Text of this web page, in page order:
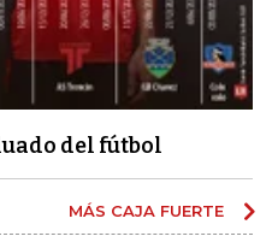
del fútbol
MÁS CAJA FUERTE